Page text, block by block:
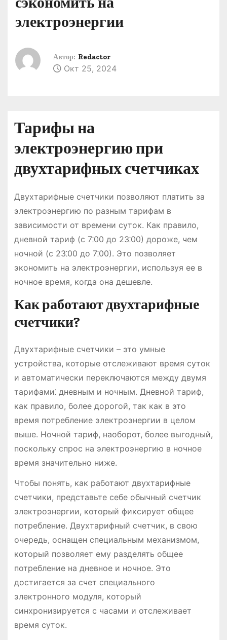
электроэнергии
Автор: Redactor
Окт 25, 2024
Тарифы на
электроэнергию при
двухтарифных счетчиках
Двухтарифные счетчики позволяют платить за
электроэнергию по разным тарифам в
зависимости от времени суток. Как правило,
дневной тариф (с 7⁚00 до 23⁚00) дороже, чем
ночной (с 23⁚00 до 7⁚00). Это позволяет
экономить на электроэнергии, используя ее в
ночное время, когда она дешевле.
Как работают двухтарифные
счетчики?
Двухтарифные счетчики – это умные
устройства, которые отслеживают время суток
и автоматически переключаются между двумя
тарифами⁚ дневным и ночным. Дневной тариф,
как правило, более дорогой, так как в это
время потребление электроэнергии в целом
выше. Ночной тариф, наоборот, более выгодный,
поскольку спрос на электроэнергию в ночное
время значительно ниже.
Чтобы понять, как работают двухтарифные
счетчики, представьте себе обычный счетчик
электроэнергии, который фиксирует общее
потребление. Двухтарифный счетчик, в свою
очередь, оснащен специальным механизмом,
который позволяет ему разделять общее
потребление на дневное и ночное. Это
достигается за счет специального
электронного модуля, который
синхронизируется с часами и отслеживает
время суток.